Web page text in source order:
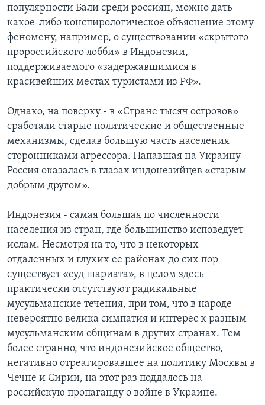
популярности Бали среди россиян, можно дать
какое-либо конспирологическое объяснение этому
феномену, например, о существовании «скрытого
пророссийского лобби» в Индонезии,
поддерживаемого «задержавшимися в
красивейших местах туристами из РФ».
Однако, на поверку - в «Стране тысяч островов»
сработали старые политические и общественные
механизмы, сделав большую часть населения
сторонниками агрессора. Напавшая на Украину
Россия оказалась в глазах индонезийцев «старым
добрым другом».
Индонезия - самая большая по численности
населения из стран, где большинство исповедует
ислам. Несмотря на то, что в некоторых
отдаленных и глухих ее районах до сих пор
существует «суд шариата», в целом здесь
практически отсутствуют радикальные
мусульманские течения, при том, что в народе
невероятно велика симпатия и интерес к разным
мусульманским общинам в других странах. Тем
более странно, что индонезийское общество,
негативно отреагировавшее на политику Москвы в
Чечне и Сирии, на этот раз поддалось на
российскую пропаганду о войне в Украине.